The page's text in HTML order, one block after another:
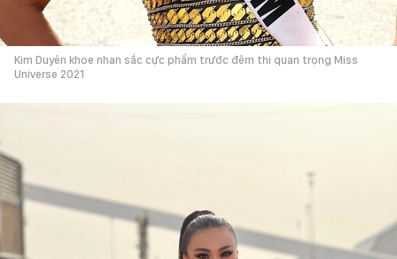
Kim Duyên khoe nhan sắc cực phẩm trước đêm thi quan trọng Miss
Universe 2021